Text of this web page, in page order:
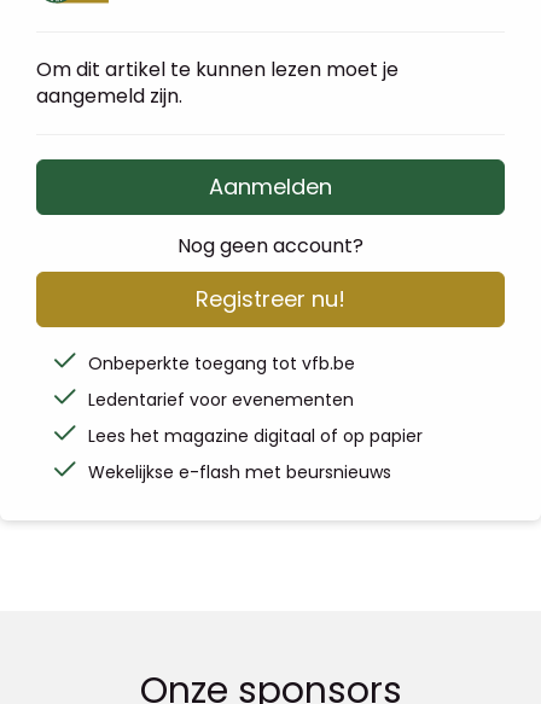
Om dit artikel te kunnen lezen moet je
aangemeld zijn.
Aanmelden
Nog geen account?
Registreer nu!
Onbeperkte toegang tot vfb.be
Ledentarief voor evenementen
Lees het magazine digitaal of op papier
Wekelijkse e-flash met beursnieuws
Onze sponsors